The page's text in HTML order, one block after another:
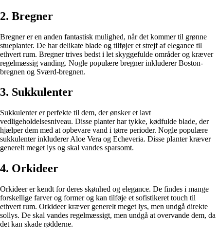
2. Bregner
Bregner er en anden fantastisk mulighed, når det kommer til grønne
stueplanter. De har delikate blade og tilføjer et strejf af elegance til
ethvert rum. Bregner trives bedst i let skyggefulde områder og kræver
regelmæssig vanding. Nogle populære bregner inkluderer Boston-
bregnen og Sværd-bregnen.
3. Sukkulenter
Sukkulenter er perfekte til dem, der ønsker et lavt
vedligeholdelsesniveau. Disse planter har tykke, kødfulde blade, der
hjælper dem med at opbevare vand i tørre perioder. Nogle populære
sukkulenter inkluderer Aloe Vera og Echeveria. Disse planter kræver
generelt meget lys og skal vandes sparsomt.
4. Orkideer
Orkideer er kendt for deres skønhed og elegance. De findes i mange
forskellige farver og former og kan tilføje et sofistikeret touch til
ethvert rum. Orkideer kræver generelt meget lys, men undgå direkte
sollys. De skal vandes regelmæssigt, men undgå at overvande dem, da
det kan skade rødderne.